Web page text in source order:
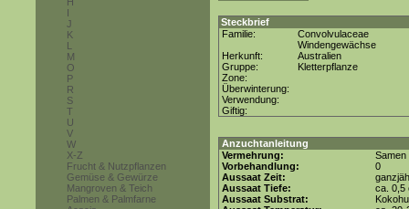
I
J
K
L
M
O
P
R
S
T
U
V
W
X-Z
Frucht & Nutzpflanzen
Gemüse & Gewürze
Mangroven & Teich
Palmen & Palmfarne
Steckbrief
Familie:
Convolvulaceae
Windengewächse
Herkunft:
Australien
Gruppe:
Kletterpflanze
Zone:
Überwinterung:
Verwendung:
Giftig:
Anzuchtanleitung
Vermehrung:
Samen
Vorbehandlung:
0
Aussaat Zeit:
Aussaat Tiefe:
ca. 0,5
Aussaat Substrat: